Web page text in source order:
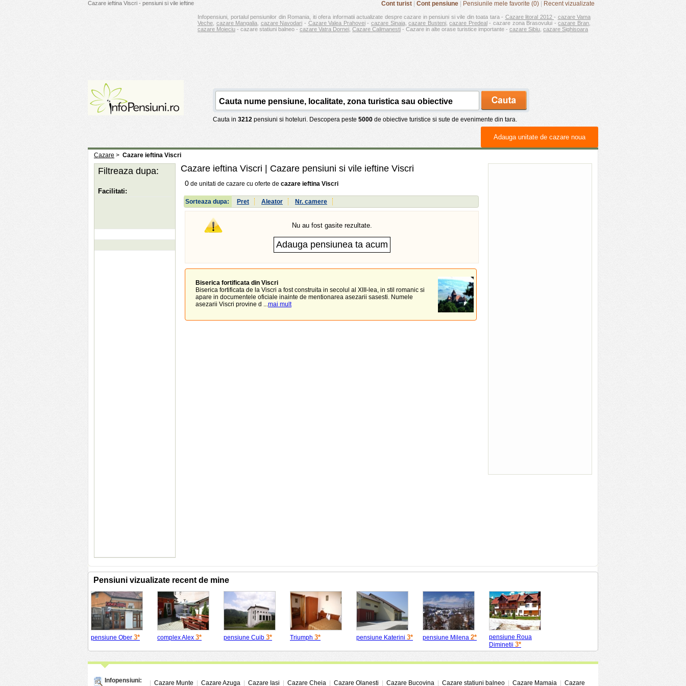
Cazare ieftina Viscri - pensiuni si vile ieftine Cont turist Cont pensiune Pensiunile mele favorite (0) Recent vizualizate
Infopensiuni, portalul pensiunilor din Romania, iti ofera informatii actualizate despre cazare in pensiuni si vile din toata tara - Cazare litoral 2012 - cazare Vama
Veche cazare Mangalia cazare Navodari - Cazare Valea Prahovei- cazare Sinaia,cazare Busteni,cazare Predeal- cazare zona Brasovului -cazare Bran
cazare Moieciu - cazare statiuni balneo - cazare Vatra Dornei Cazare Calimanesti - Cazare in alte orase turistice importante - cazare Sibiu cazare Sighisoara
Cauta in 3212 pensiuni si hoteluri. Descopera peste 5000 de obiective turistice si sute de evenimente din tara.
Adauga unitate de cazare noua
Cazare > Cazare ieftina Viscri
Cazare ieftina Viscri | Cazare pensiuni si vile ieftine Viscri
0 de unitati de cazare cu oferte de cazare ieftina Viscri
Sorteaza dupa: Pret Aleator Nr. camere
Nu au fost gasite rezultate.
Biserica fortificata din Viscri
Biserica fortificata de la Viscri a fost construita in secolul al XIII-lea, in stil romanic si
apare in documentele oficiale inainte de mentionarea asezarii sasesti. Numele
asezarii Viscri provine d ...mai mult
Filtreaza dupa:
Facilitati:
Pensiuni vizualizate recent de mine
pensiune Ober 3* complex Alex 3* pensiune Cuib 3* Triumph 3* pensiune Katerini 3* pensiune Milena 2*
pensiune Roua
Diminetii 3*
Infopensiuni: Cazare Munte Cazare Azuga Cazare Iasi Cazare Cheia Cazare Olanesti Cazare Bucovina Cazare statiuni balneo Cazare Mamaia Cazare